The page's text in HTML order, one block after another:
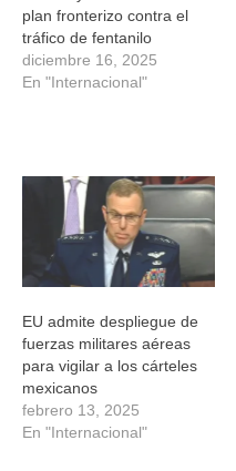
plan fronterizo contra el
tráfico de fentanilo
diciembre 16, 2025
En "Internacional"
EU admite despliegue de
fuerzas militares aéreas
para vigilar a los cárteles
mexicanos
febrero 13, 2025
En "Internacional"